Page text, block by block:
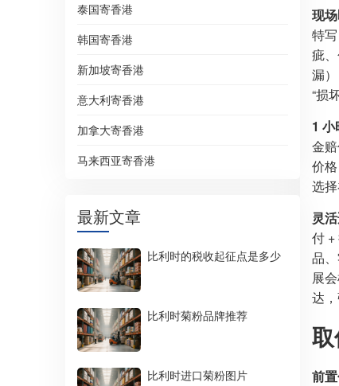
泰国寄香港
韩国寄香港
新加坡寄香港
意大利寄香港
加拿大寄香港
马来西亚寄香港
最新文章
比利时的税收起征点是多少
比利时菊粉品牌推荐
比利时进口菊粉图片
现
特
疵
漏
“损
1
金
价
选
灵
付 +
品
展
达
前